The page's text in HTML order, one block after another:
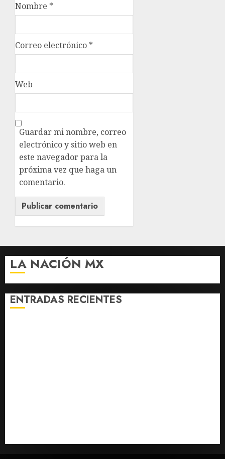
Nombre *
Correo electrónico *
Web
Guardar mi nombre, correo
electrónico y sitio web en
este navegador para la
próxima vez que haga un
comentario.
LA NACIÓN MX
ENTRADAS RECIENTES